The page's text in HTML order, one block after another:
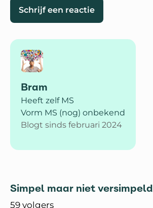
Schrijf een reactie
Bram
Heeft zelf MS
Vorm MS (nog) onbekend
Blogt sinds februari 2024
Simpel maar niet versimpeld
59 volgers